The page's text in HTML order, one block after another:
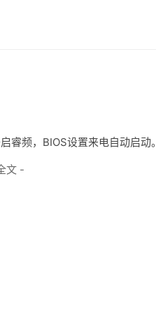
睿频，BIOS设置来电自动启动。
文 -